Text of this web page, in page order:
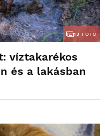
13 FOTÓ
víztakarékos
és a lakásban